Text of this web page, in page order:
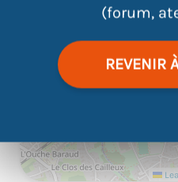
(forum,
REVENIR